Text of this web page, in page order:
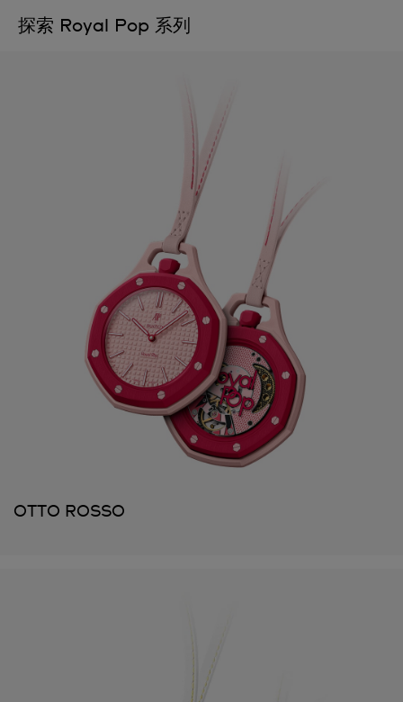
探索 Royal Pop 系列
OTTO ROSSO